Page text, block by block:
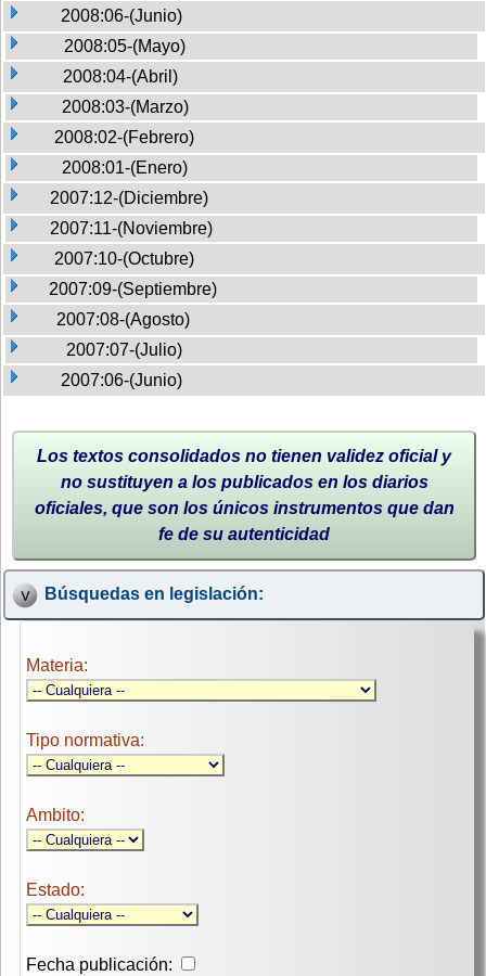
2008:06-(Junio)
2008:05-(Mayo)
2008:04-(Abril)
2008:03-(Marzo)
2008:02-(Febrero)
2008:01-(Enero)
2007:12-(Diciembre)
2007:11-(Noviembre)
2007:10-(Octubre)
2007:09-(Septiembre)
2007:08-(Agosto)
2007:07-(Julio)
2007:06-(Junio)
Los textos consolidados no tienen validez oficial y
no sustituyen a los publicados en los diarios
oficiales, que son los únicos instrumentos que dan
fe de su autenticidad
Búsquedas en legislación:
Materia:
Tipo normativa:
Ambito:
Estado:
Fecha publicación: